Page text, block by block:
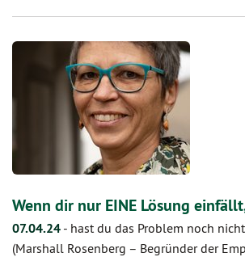
Wenn dir nur EINE Lösung
07.04.24 - hast du das Problem noch
(Marshall Rosenberg – Begründer der